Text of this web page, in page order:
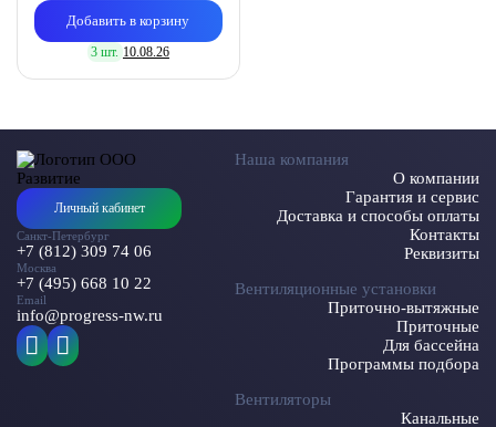
Добавить в корзину
3 шт. 10.08.26
Личный кабинет
Санкт-Петербург
+7 (812) 309 74 06
Москва
+7 (495) 668 10 22
Email
info@progress-nw.ru
Наша компания
О компании
Гарантия и сервис
Доставка и способы оплаты
Контакты
Реквизиты
Вентиляционные установки
Приточно-вытяжные
Приточные
Для бассейна
Программы подбора
Вентиляторы
Канальные